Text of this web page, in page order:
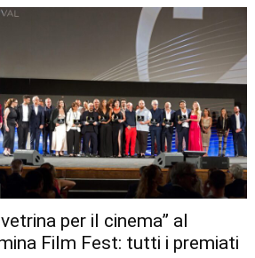
vetrina per il cinema” al
Film Fest: tutti i premiati